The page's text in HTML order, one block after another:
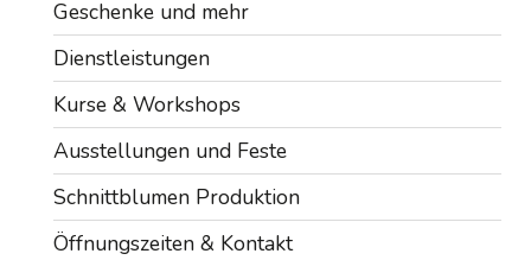
Geschenke und mehr
Dienstleistungen
Kurse & Workshops
Ausstellungen und Feste
Schnittblumen Produktion
Öffnungszeiten & Kontakt